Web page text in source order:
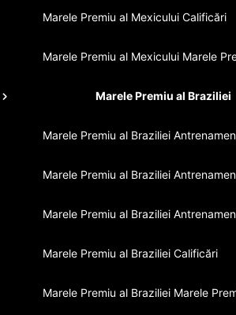
Marele Premiu al Mexicului Calificări
Marele Premiu al Mexicului Marele
Marele Premiu al Braziliei
Marele Premiu al Braziliei
Marele Premiu al Braziliei
Marele Premiu al Braziliei
Marele Premiu al Braziliei Calificări
Marele Premiu al Braziliei Marele